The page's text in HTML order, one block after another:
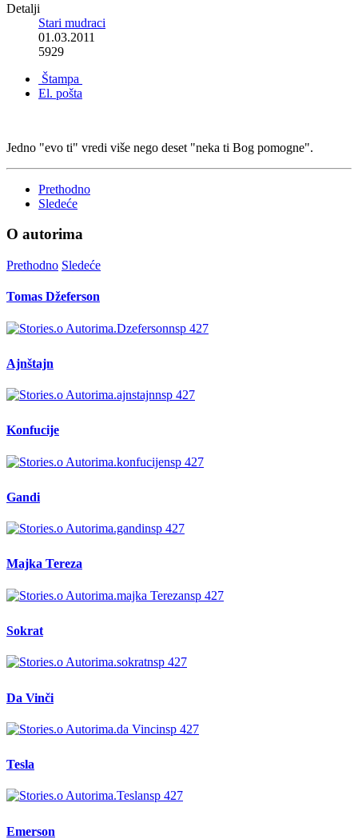
Detalji
Stari mudraci
01.03.2011
5929
Štampa
El. pošta
Jedno "evo ti" vredi više nego deset "neka ti Bog pomogne".
Prethodno
Sledeće
O autorima
Prethodno Sledeće
Tomas Džeferson
Ajnštajn
Konfucije
Gandi
Majka Tereza
Sokrat
Da Vinči
Tesla
Emerson